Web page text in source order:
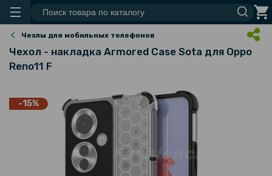
Чехлы для мобильных телефонов
Чехол - накладка Armored Case Sota для Oppo
Reno11 F
-15%